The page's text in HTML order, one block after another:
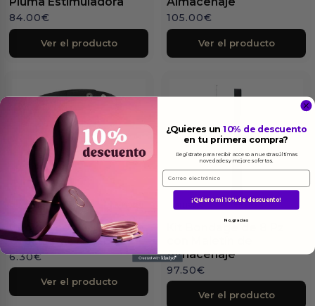
84.00€
Ver el producto
105.00€
Ver el producto
Choker con Aro con
Orejitas y Cascabel
6.30€
Ver el producto
Almacenaje
97.50€
Ver el producto
¿Quieres un10% de descuento
en tu primera compra?
Regístrate para recibir acceso a nuestras últimas
novedades y mejores ofertas.
Email
¡Quiero mi 10% de descuento!
No, gracias